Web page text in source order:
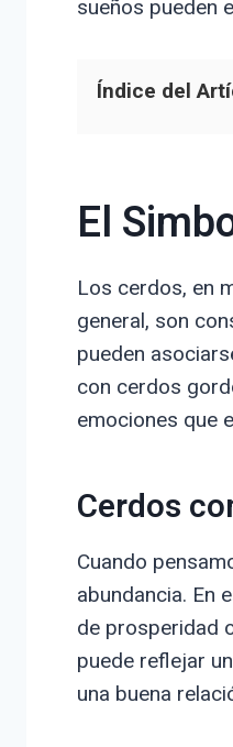
sueños pueden
Índice del
El
Los cerdos, en
general, son
pueden
con cerdos
emociones que
Cerdos
Cuando
abundancia. En
de prosperidad
puede reflejar
una buena